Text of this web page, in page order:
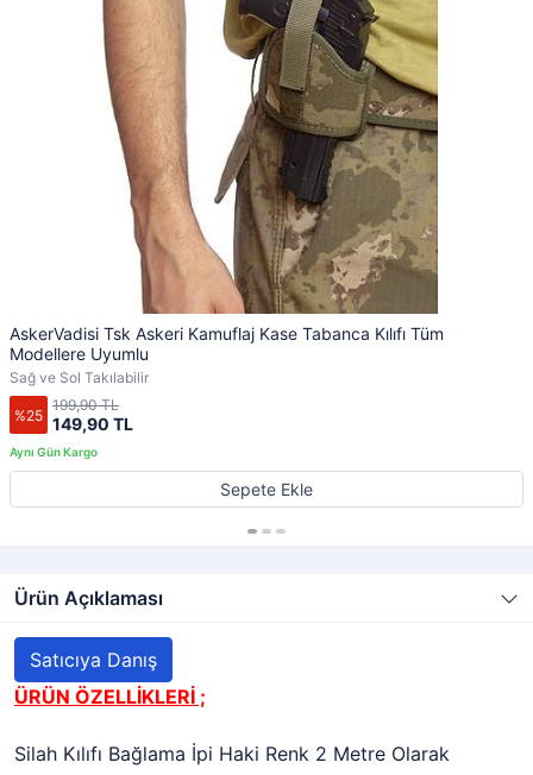
AskerVadisi Tsk Askeri Kamuflaj Kase Tabanca Kılıfı Tüm
Modellere Uyumlu
Sağ ve Sol Takılabilir
%25 149,90 TL
199,90 TL
Sepete Ekle
Ürün Açıklaması
Satıcıya Danış
ÜRÜN ÖZELLİKLERİ ;
Silah Kılıfı Bağlama İpi Haki Renk 2 Metre Olarak